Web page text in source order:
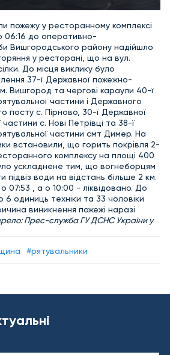
пожежу у ресторанному комплексі
06:16 до оперативно-
Вишгородського району надійшло
у ресторані, що на вул.
До місця виклику було
37-ї Державної пожежно-
Вишгород та чергові караули 40-ї
частини і Державного
посту с. Пірново, 30-ї Державної
с. Нові Петрівці та 38-ї
частини смт Димер. На
встановили, що горить покрівля 2-
комплексу на площі 400
ускладнене тим, що вогнеборцям
підвіз води на відстань більше 2 км.
07:53 , а о 10:00 - ліквідовано. До
6 одиниць техніки та 33 чоловіки
виникнення пожежі наразі
Прес-служба ГУ ДСНС України у
#рятувальники